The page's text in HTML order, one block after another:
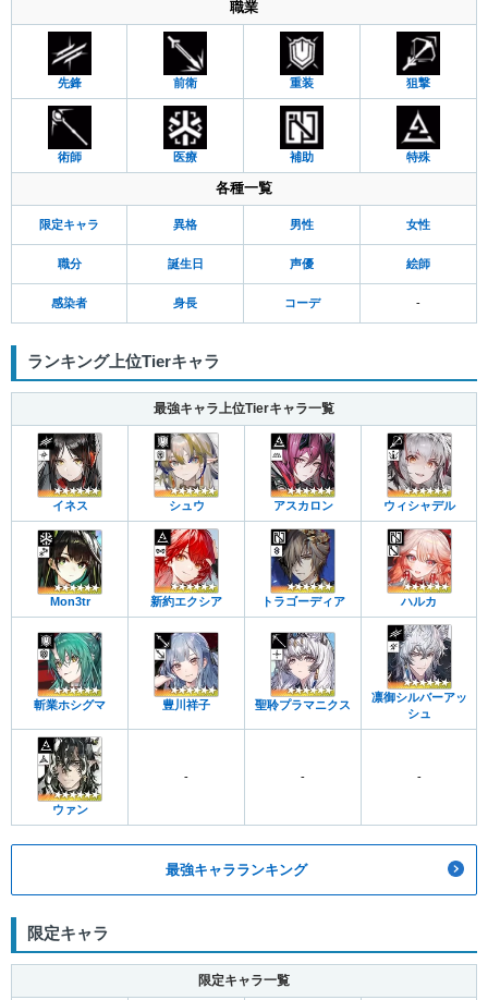
職業
先鋒 前衛 重装 狙撃
術師 医療 補助 特殊
各種一覧
限定キャラ 異格 男性 女性
職分 誕生日 声優 絵師
感染者 身長 コーデ -
ランキング上位Tierキャラ
最強キャラ上位Tierキャラ一覧
イネス シュウ アスカロン ウィシャデル
Mon3tr 新約エクシア トラゴーディア ハルカ
斬業ホシグマ 豊川祥子 聖聆プラマニクス
凛御シルバーアッ
シュ
ウァン
- - -
最強キャラランキング
限定キャラ
限定キャラ一覧